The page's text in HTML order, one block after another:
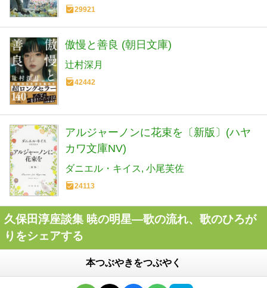
29921
傲慢と善良 (朝日文庫)
辻村深月
42442
アルジャーノンに花束を〔新版〕(ハヤ
カワ文庫NV)
ダニエル・キイス 小尾芙佐
24113
久保田淳座談集 暁の明星―歌の流れ、歌のひろが
りをシェアする
本つぶやきをつぶやく